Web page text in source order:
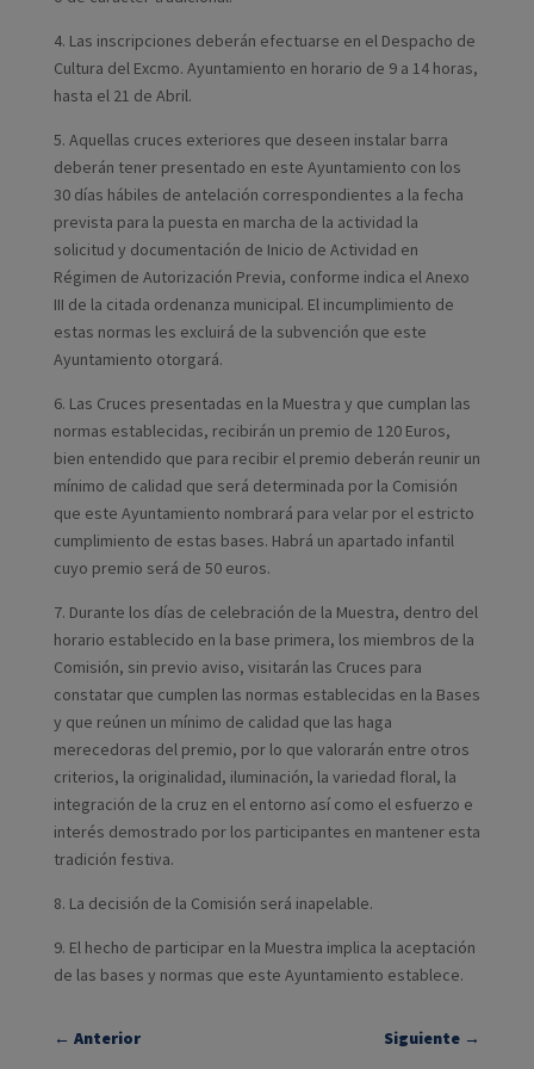
4. Las inscripciones deberán efectuarse en el Despacho de
Cultura del Excmo. Ayuntamiento en horario de 9 a 14 horas,
hasta el 21 de Abril.
5. Aquellas cruces exteriores que deseen instalar barra
deberán tener presentado en este Ayuntamiento con los
30 días hábiles de antelación correspondientes a la fecha
prevista para la puesta en marcha de la actividad la
solicitud y documentación de Inicio de Actividad en
Régimen de Autorización Previa, conforme indica el Anexo
III de la citada ordenanza municipal. El incumplimiento de
estas normas les excluirá de la subvención que este
Ayuntamiento otorgará.
6. Las Cruces presentadas en la Muestra y que cumplan las
normas establecidas, recibirán un premio de 120 Euros,
bien entendido que para recibir el premio deberán reunir un
mínimo de calidad que será determinada por la Comisión
que este Ayuntamiento nombrará para velar por el estricto
cumplimiento de estas bases. Habrá un apartado infantil
cuyo premio será de 50 euros.
7. Durante los días de celebración de la Muestra, dentro del
horario establecido en la base primera, los miembros de la
Comisión, sin previo aviso, visitarán las Cruces para
constatar que cumplen las normas establecidas en la Bases
y que reúnen un mínimo de calidad que las haga
merecedoras del premio, por lo que valorarán entre otros
criterios, la originalidad, iluminación, la variedad floral, la
integración de la cruz en el entorno así como el esfuerzo e
interés demostrado por los participantes en mantener esta
tradición festiva.
8. La decisión de la Comisión será inapelable.
9. El hecho de participar en la Muestra implica la aceptación
de las bases y normas que este Ayuntamiento establece.
← Anterior Siguiente →